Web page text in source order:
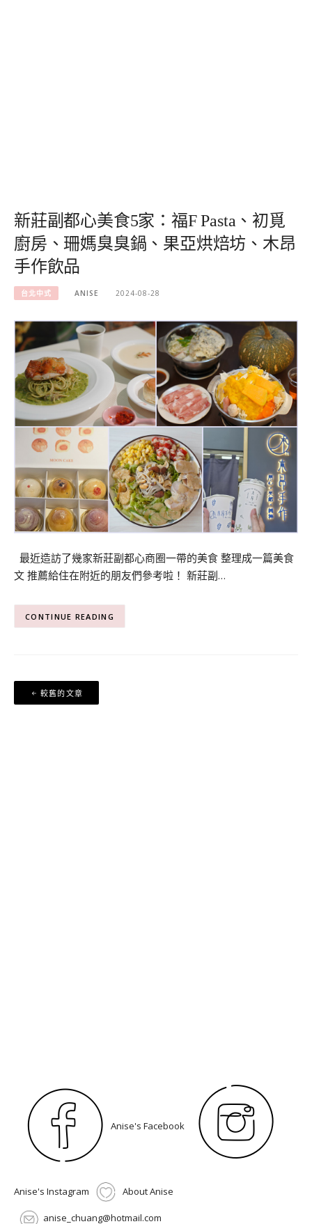
新莊副都心美食5家：福F Pasta、初覓
廚房、珊媽臭臭鍋、果亞烘焙坊、木昂
手作飲品
台北中式 ANISE 2024-08-28
最近造訪了幾家新莊副都心商圈一帶的美食 整理成一篇美食
文 推薦給住在附近的朋友們參考啦！ 新莊副…
CONTINUE READING
文
章
較舊的文章
Anise's Facebook
Anise's Instagram About Anise
anise_chuang@hotmail.com